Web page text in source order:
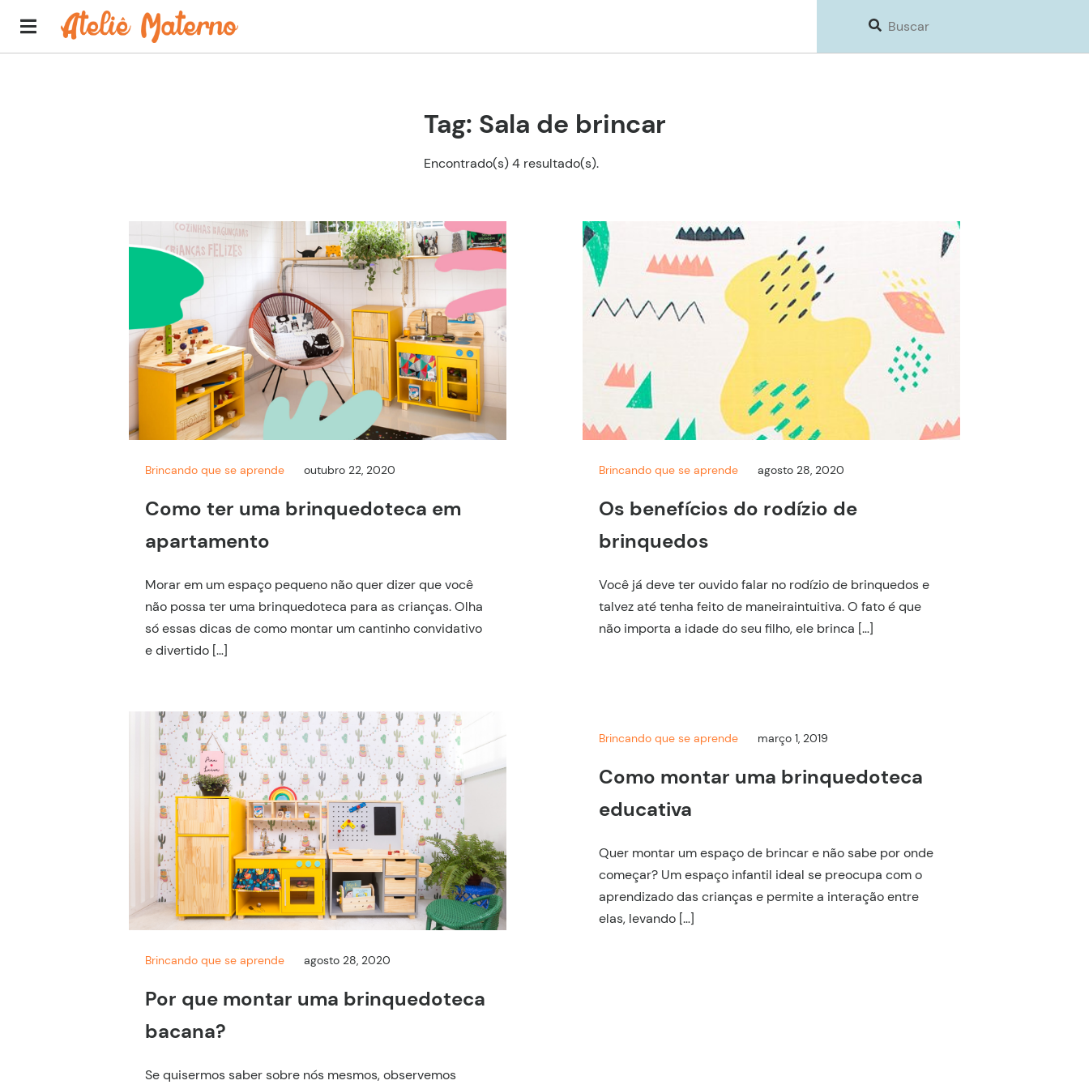
Tag: Sala de brincar
Encontrado(s) 4 resultado(s).
Brincando que se aprende outubro 22, 2020
Como ter uma brinquedoteca em
apartamento
Morar em um espaço pequeno não quer dizer que você
não possa ter uma brinquedoteca para as crianças. Olha
só essas dicas de como montar um cantinho convidativo
e divertido […]
Brincando que se aprende agosto 28, 2020
Os benefícios do rodízio de
brinquedos
Você já deve ter ouvido falar no rodízio de brinquedos e
talvez até tenha feito de maneiraintuitiva. O fato é que
não importa a idade do seu filho, ele brinca […]
Brincando que se aprende agosto 28, 2020
Por que montar uma brinquedoteca
bacana?
Se quisermos saber sobre nós mesmos, observemos
Brincando que se aprende março 1, 2019
Como montar uma brinquedoteca
educativa
Quer montar um espaço de brincar e não sabe por onde
começar? Um espaço infantil ideal se preocupa com o
aprendizado das crianças e permite a interação entre
elas, levando […]